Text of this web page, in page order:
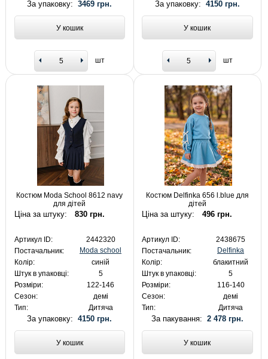
За упаковку:3469 грн.
У кошик
шт
За упаковку: 4150 грн.
У кошик
шт
Костюм Moda School 8612 navy
для дітей
Ціна за штуку: 830 грн.
Артикул ID:
2442320
Постачальник:
Moda school
Колір:
синій
Штук в упаковці:
5
Розміри:
122-146
Сезон:
демі
Тип:
Дитяча
За упаковку:4150 грн.
У кошик
Костюм Delfinka 656 l.blue для
дітей
Ціна за штуку: 496 грн.
Артикул ID:
2438675
Постачальник:
Delfinka
Колір:
блакитний
Штук в упаковці:
5
Розміри:
116-140
Сезон:
демі
Тип:
Дитяча
За пакування: 2 478 грн.
У кошик